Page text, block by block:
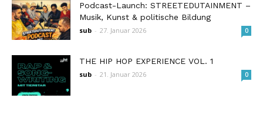
Podcast-Launch: STREETEDUTAINMENT –
Musik, Kunst & politische Bildung
sub - 27. Januar 2026 0
THE HIP HOP EXPERIENCE VOL. 1
sub - 21. Januar 2026 0